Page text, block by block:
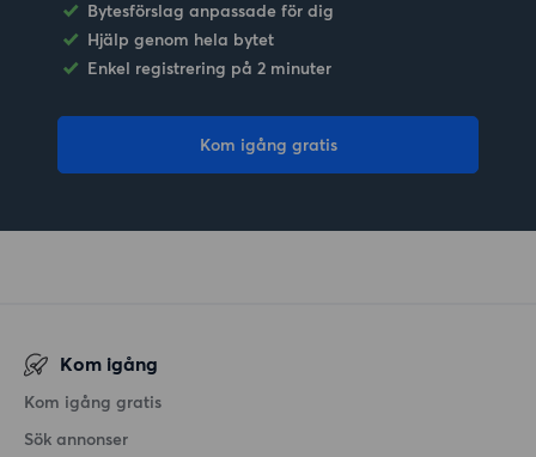
Bytesförslag anpassade för dig
Hjälp genom hela bytet
Enkel registrering på 2 minuter
Kom igång gratis
Kom igång
Kom igång gratis
Sök annonser